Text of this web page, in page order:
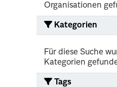
Organisationen
Kategorien
Für diese Suche
Kategorien
Tags